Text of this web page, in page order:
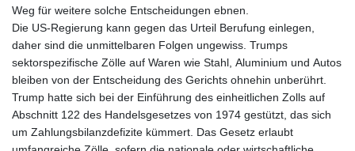
Weg für weitere solche Entscheidungen ebnen.
Die US-Regierung kann gegen das Urteil Berufung einlegen,
daher sind die unmittelbaren Folgen ungewiss. Trumps
sektorspezifische Zölle auf Waren wie Stahl, Aluminium und Autos
bleiben von der Entscheidung des Gerichts ohnehin unberührt.
Trump hatte sich bei der Einführung des einheitlichen Zolls auf
Abschnitt 122 des Handelsgesetzes von 1974 gestützt, das sich
um Zahlungsbilanzdefizite kümmert. Das Gesetz erlaubt